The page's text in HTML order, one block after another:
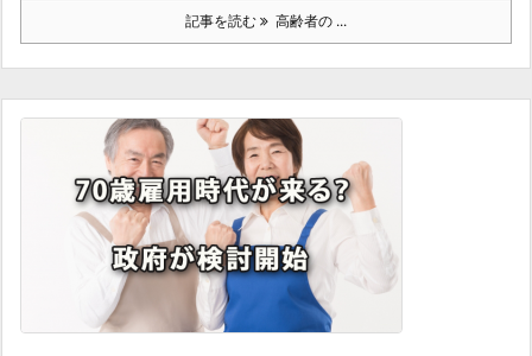
記事を読む 高齢者の ...